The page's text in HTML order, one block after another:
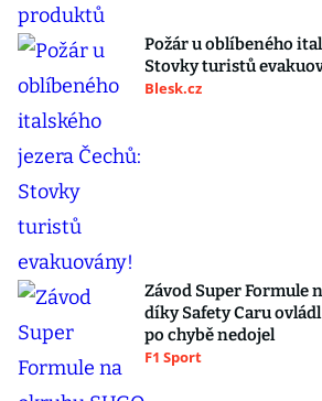
Požár u oblíbeného
Stovky turistů
Blesk.cz
Závod Super Formule
díky Safety Caru
po chybě nedojel
F1 Sport